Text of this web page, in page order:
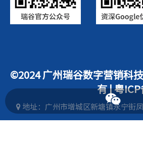
瑞谷营销顾问企业
©2024 广州瑞谷数字营销科
有 |粤
 地址：广州市增城区新塘镇永宁街